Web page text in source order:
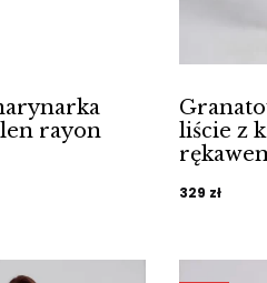
rayon
liście z
329 zł